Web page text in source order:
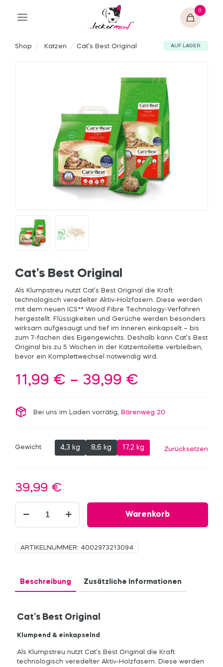
0
Beschreibung Zusätzliche Informationen
Cat’s Best Original
Klumpend & einkapselnd
Als Klumpstreu nutzt Cat’s Best Original die Kraft
technologisch veredelter Aktiv-Holzfasern. Diese werden
Shop / Katzen / Cat’s Best Original AUF LAGER
Cat’s Best Original
Als Klumpstreu nutzt Cat’s Best Original die Kraft
technologisch veredelter Aktiv-Holzfasern. Diese werden
mit dem neuen ICS** Wood Fibre Technology-Verfahren
hergestellt. Flüssigkeiten und Gerüche werden besonders
wirksam aufgesaugt und tief im Inneren einkapselt – bis
zum 7-fachen des Eigengewichts. Deshalb kann Cat’s Best
Original bis zu 5 Wochen in der Katzentoilette verbleiben,
bevor ein Komplettwechsel notwendig wird.
11,99 € – 39,99 €
bis
Bei uns im Laden vorrätig, Bärenweg 20
Gewicht 4,3 kg 8,6 kg 17,2 kg Zurücksetzen
39,99 €
Cat’s
Best
Original
Warenkorb
ARTIKELNUMMER: 4002973213094